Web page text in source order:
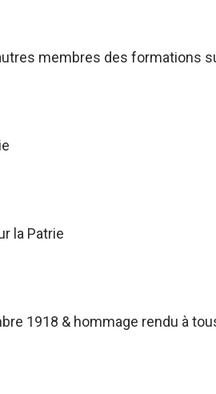
membres des formations
la Patrie
1918 & hommage rendu à